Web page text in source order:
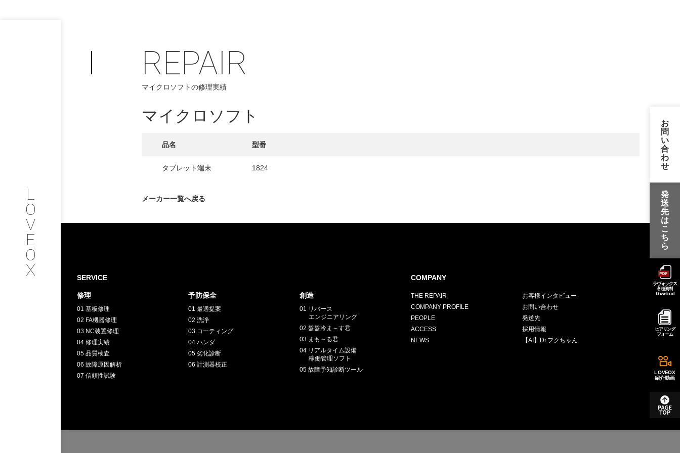
L
O
V
E
O
X
PHILOSOPHY
フィロソフィー
COMPANY
PROFILE
SERVICE
INTERVIEW
お客様インタビュー
RECRUIT
採用情報
CHALLENGE
お問い合わせ / 発送先
お
問
い
合
わ
せ
発
送
先
は
こ
ち
ら
ラヴォックス
各種資料
Download
ヒアリング
フォーム
LOVEOX
紹介動画
REPAIR
マイクロソフトの修理実績
マイクロソフト
品名 型番
タブレット端末 1824
メーカー一覧へ戻る
SERVICE
修理
01 基板修理
02 FA機器修理
03 NC装置修理
04 修理実績
05 品質検査
06 故障原因解析
07 信頼性試験
予防保全
01 最適提案
02 洗浄
03 コーティング
04 ハンダ
05 劣化診断
06 計測器校正
創造
01 リバース
エンジニアリング
02 盤盤冷ま～す君
03 まも～る君
04 リアルタイム設備
稼働管理ソフト
05 故障予知診断ツール
COMPANY
THE REPAIR
COMPANY PROFILE
PEOPLE
ACCESS
NEWS
お客様インタビュー
お問い合わせ
発送先
採用情報
【AI】Dr.フクちゃん